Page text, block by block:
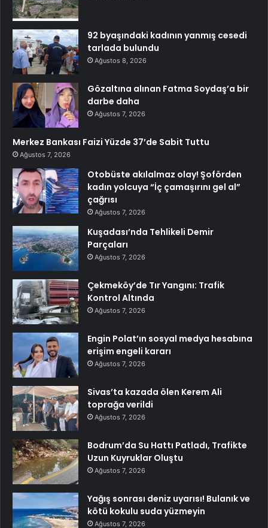
92 byaşındaki kadının yanmış cesedi
tarlada bulundu
Ağustos 8, 2026
Gözaltına alınan Fatma Soydaş’a bir
darbe daha
Ağustos 7, 2026
Merkez Bankası Faizi Yüzde 37’de Sabit Tuttu
Ağustos 7, 2026
Otobüste akılalmaz olay! Şoförden
kadın yolcuya “İç çamaşırını gel al”
çağrısı
Ağustos 7, 2026
Kuşadası’nda Tehlikeli Demir
Parçaları
Ağustos 7, 2026
Çekmeköy’de Tır Yangını: Trafik
Kontrol Altında
Ağustos 7, 2026
Engin Polat’ın sosyal medya hesabına
erişim engeli kararı
Ağustos 7, 2026
Sivas’ta kazada ölen Kerem Ali
toprağa verildi
Ağustos 7, 2026
Bodrum’da Su Hattı Patladı, Trafikte
Uzun Kuyruklar Oluştu
Ağustos 7, 2026
Yağış sonrası deniz uyarısı! Bulanık ve
kötü kokulu suda yüzmeyin
Ağustos 7, 2026